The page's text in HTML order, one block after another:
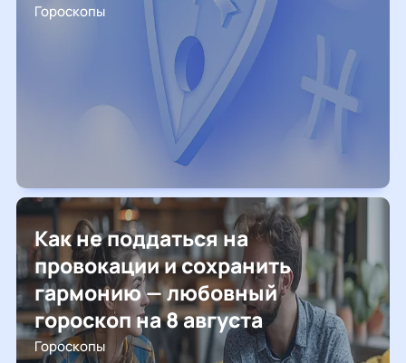
Гороскопы
Как не поддаться на
провокации и сохранить
гармонию — любовный
гороскоп на 8 августа
Гороскопы